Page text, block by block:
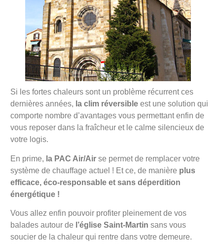
Si les fortes chaleurs sont un problème récurrent ces
dernières années, la clim réversible est une solution qui
comporte nombre d’avantages vous permettant enfin de
vous reposer dans la fraîcheur et le calme silencieux de
votre logis.
En prime, la PAC Air/Air se permet de remplacer votre
système de chauffage actuel ! Et ce, de manière plus
efficace, éco-responsable et sans déperdition
énergétique !
Vous allez enfin pouvoir profiter pleinement de vos
balades autour de l’église Saint-Martin sans vous
soucier de la chaleur qui rentre dans votre demeure.